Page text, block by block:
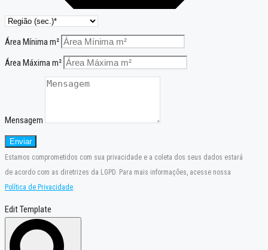
Área Mínima m²
Área Máxima m²
Mensagem
Enviar
Estamos comprometidos com sua privacidade e a coleta dos seus dados estará
de acordo com as diretrizes da LGPD. Para mais informações, acesse nossa
Política de Privacidade.
Edit Template